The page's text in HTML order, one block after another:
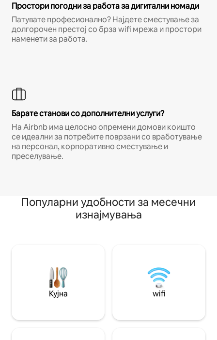
Простори погодни за работа за дигитални номади
Патувате професионално? Најдете сместување за
долгорочен престој со брза wifi мрежа и простори
наменети за работа.
Барате станови со дополнителни услуги?
На Airbnb има целосно опремени домови коишто
се идеални за потребите поврзани со вработување
на персонал, корпоративно сместување и
преселување.
Популарни удобности за месечни
изнајмувања
Кујна wifi